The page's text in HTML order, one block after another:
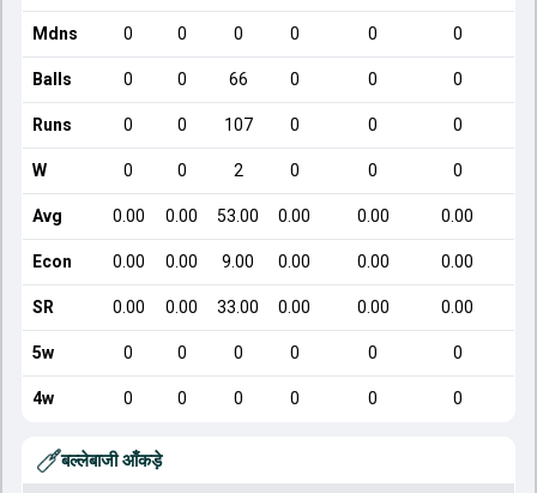
Mdns 0 0 0 0 0 0
Balls 0 0 66 0 0 0
Runs 0 0 107 0 0 0
W 0 0 2 0 0 0
Avg 0.00 0.00 53.00 0.00 0.00 0.00
Econ 0.00 0.00 9.00 0.00 0.00 0.00
SR 0.00 0.00 33.00 0.00 0.00 0.00
5w 0 0 0 0 0 0
4w 0 0 0 0 0 0
बल्लेबाजी आँकड़े